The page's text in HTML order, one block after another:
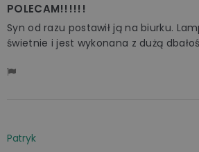
POLECAM!!!!!!
Syn od razu postawił ją na biurku.
świetnie i jest wykonana z dużą
Patryk